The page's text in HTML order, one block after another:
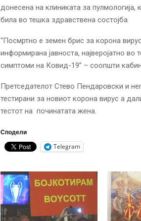
донесена на клиниката за
била во тешка здравствена состојба
“Посмртно е земен брис за корона
информирана јавноста, најверојатно
симптоми на Ковид-19” – соопшти
Претседателот Стево Пендаровски и
тестирани за новиот корона вирус а
тестот на починатата жена.
Сподели
Telegram